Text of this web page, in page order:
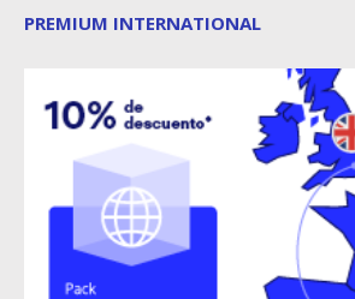
PREMIUM INTERNATIONAL